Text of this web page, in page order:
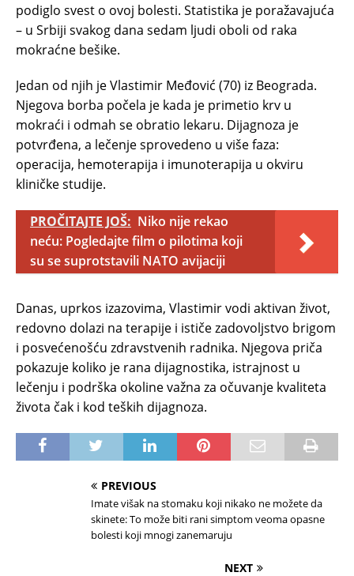
podiglo svest o ovoj bolesti. Statistika je poražavajuća
– u Srbiji svakog dana sedam ljudi oboli od raka
mokraćne bešike.
Jedan od njih je Vlastimir Međović (70) iz Beograda.
Njegova borba počela je kada je primetio krv u
mokraći i odmah se obratio lekaru. Dijagnoza je
potvrđena, a lečenje sprovedeno u više faza:
operacija, hemoterapija i imunoterapija u okviru
kliničke studije.
PROČITAJTE JOŠ: Niko nije rekao
neću: Pogledajte film o pilotima koji
su se suprotstavili NATO avijaciji
Danas, uprkos izazovima, Vlastimir vodi aktivan život,
redovno dolazi na terapije i ističe zadovoljstvo brigom
i posvećenošću zdravstvenih radnika. Njegova priča
pokazuje koliko je rana dijagnostika, istrajnost u
lečenju i podrška okoline važna za očuvanje kvaliteta
života čak i kod teških dijagnoza.
PREVIOUS
Imate višak na stomaku koji nikako ne možete da
skinete: To može biti rani simptom veoma opasne
bolesti koji mnogi zanemaruju
NEXT